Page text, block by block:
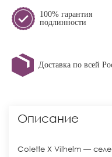
100% гарантия
подлинности
Доставка по всей
Описание
Colette X Vilhelm —